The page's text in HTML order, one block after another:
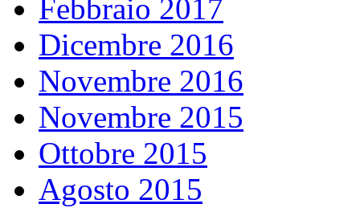
Febbraio 2017
Dicembre 2016
Novembre 2016
Novembre 2015
Ottobre 2015
Agosto 2015